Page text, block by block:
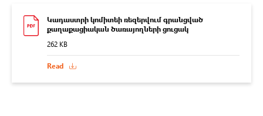
Կադաստրի կոմիտեի ռեզերվում գրանցված
քաղաքացիական ծառայողների ցուցակ
262 KB
Read